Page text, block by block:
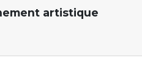
artistique